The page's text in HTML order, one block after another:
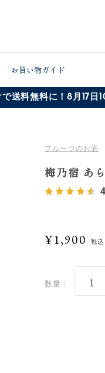
お買い物ガイド
送料無料に！8月17日
フルーツのお酒
梅乃宿 あ
¥1,900 税込
数量：